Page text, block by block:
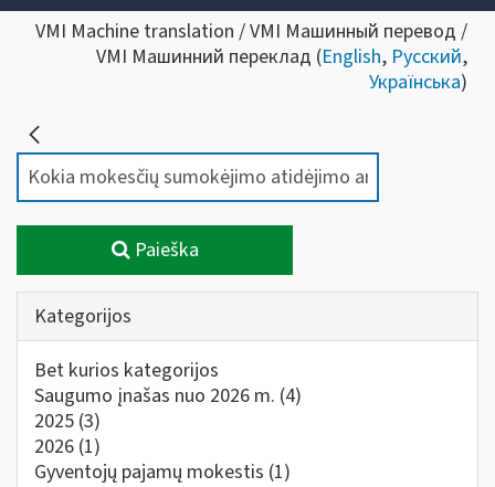
VMI Machine translation / VMI Машинный перевод /
VMI Машинний переклад (English, Русский,
Українська)
Paieška
Kategorijos
Bet kurios kategorijos
Saugumo įnašas nuo 2026 m. (4)
2025 (3)
2026 (1)
Gyventojų pajamų mokestis (1)